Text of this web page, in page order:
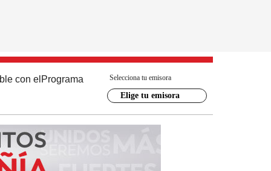
con el Programa Selecciona tu emisora
Elige tu emisora